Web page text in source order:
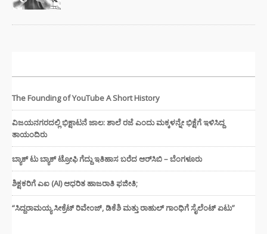
The Founding of YouTube A Short History
ವಿಜಯನಗರದಲ್ಲಿ ಭಿಕ್ಷಾಟನೆ ಜಾಲ: ಶಾಲೆ ರಜೆ ಎಂದು ಮಕ್ಕಳನ್ನೇ ಭಿಕ್ಷೆಗೆ ಇಳಿಸಿದ್ದ
ತಾಯಂದಿರು
ಬ್ಯಾಕ್ ಟು ಬ್ಯಾಕ್ ಟ್ರೋಫಿ ಗೆದ್ದು ಇತಿಹಾಸ ಬರೆದ ಆರ್‌ಸಿಬಿ – ಬೆಂಗಳೂರು
ಶಿಕ್ಷಕರಿಗೆ ಎಐ (AI) ಆಧರಿತ ಹಾಜರಾತಿ ಫಜೀತಿ;
“ಸಿದ್ದರಾಮಯ್ಯ ಸೀಕ್ರೆಟ್ ರಿವೇಂಜ್‌, ಡಿಕೆಶಿ ಮತ್ತು ರಾಹುಲ್‌ ಗಾಂಧಿಗೆ ಸೈಲೆಂಟ್ ಏಟು”